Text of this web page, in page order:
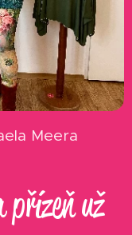
Meera
přízeň už